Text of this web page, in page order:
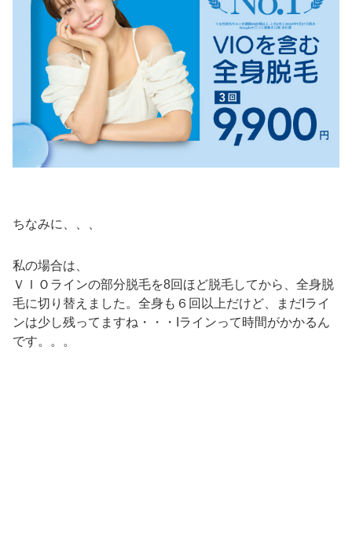
ちなみに、、、
私の場合は、
ＶＩＯラインの部分脱毛を8回ほど脱毛してから、全身脱
毛に切り替えました。全身も６回以上だけど、まだIライ
ンは少し残ってますね・・・Iラインって時間がかかるん
です。。。